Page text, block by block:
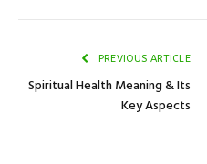
PREVIOUS ARTICLE
Spiritual Health Meaning & Its
Key Aspects